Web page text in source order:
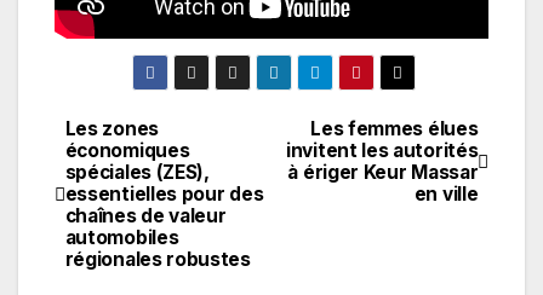
Navigation
de
l’article
Les femmes élues
invitent les autorités
à ériger Keur Massar
en ville
Les zones
économiques
spéciales (ZES),
essentielles pour des
chaînes de valeur
automobiles
régionales robustes